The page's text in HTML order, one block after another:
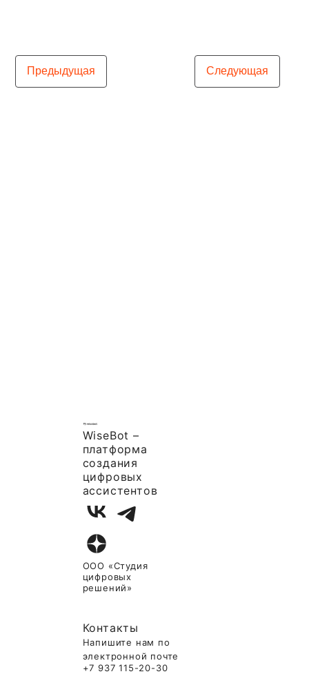
Предыдущая Следующая
WiseBot –
платформа
создания
цифровых
ассистентов
ООО «Студия
цифровых
решений»
Контакты
Напишите нам по
электронной почте
+7 937 115-20-30